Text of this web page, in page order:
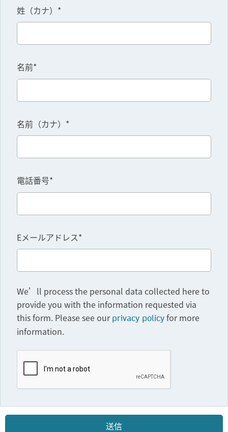
姓（カナ）*
名前*
名前（カナ）*
電話番号*
Eメールアドレス*
We’ll process the personal data collected here to
provide you with the information requested via
this form. Please see ourprivacy policyfor more
information.
送信